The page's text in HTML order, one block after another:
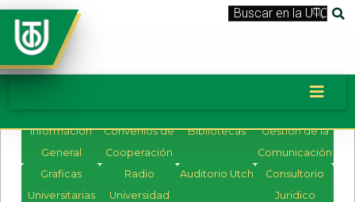
Información
General
Convenios de
Cooperación
Bibliotecas
Gestión de la
Comunicación
Graficas
Universitarias
Radio
Universidad
Auditorio Utch
Consultorio
Juridico